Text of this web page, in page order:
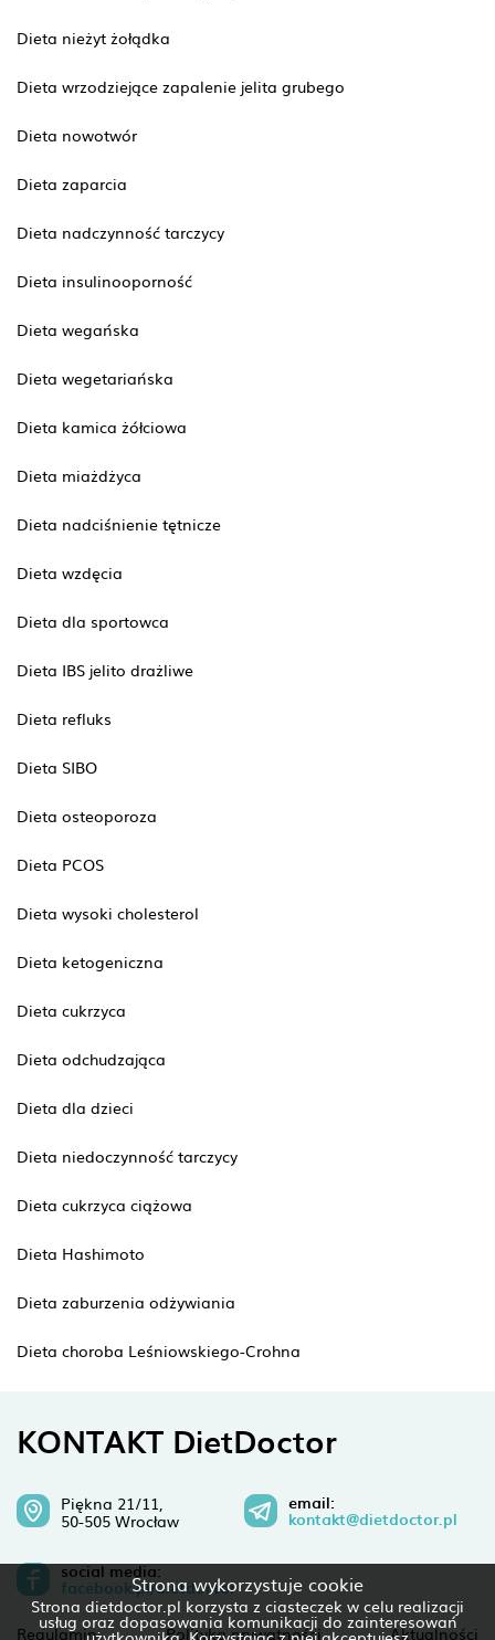
Strona wykorzystuje cookie
Strona dietdoctor.pl korzysta z ciasteczek w celu realizacji
usług oraz dopasowania komunikacji do zainteresowań
Dieta nieżyt żołądka
Dieta wrzodziejące zapalenie jelita grubego
Dieta nowotwór
Dieta zaparcia
Dieta nadczynność tarczycy
Dieta insulinooporność
Dieta wegańska
Dieta wegetariańska
Dieta kamica żółciowa
Dieta miażdżyca
Dieta nadciśnienie tętnicze
Dieta wzdęcia
Dieta dla sportowca
Dieta IBS jelito drażliwe
Dieta refluks
Dieta SIBO
Dieta osteoporoza
Dieta PCOS
Dieta wysoki cholesterol
Dieta ketogeniczna
Dieta cukrzyca
Dieta odchudzająca
Dieta dla dzieci
Dieta niedoczynność tarczycy
Dieta cukrzyca ciążowa
Dieta Hashimoto
Dieta zaburzenia odżywiania
Dieta choroba Leśniowskiego-Crohna
KONTAKT DietDoctor
Piękna 21/11,
50-505 Wrocław
email:
kontakt@dietdoctor.pl
social media:
facebook.pl/dietdoctor
Regulamin Polityka prywatności Aktualności